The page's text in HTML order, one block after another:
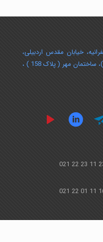
خیابان مقدس اردبیلی،
مهر ( پلاک 158 ) ،